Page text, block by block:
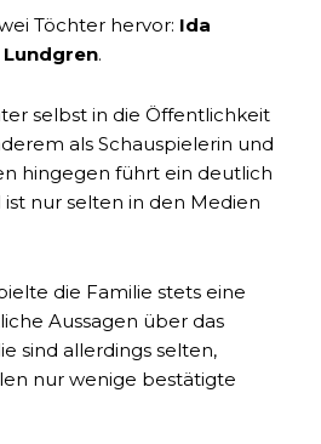
Töchter hervor: Ida
Lundgren.
selbst in die Öffentlichkeit
als Schauspielerin und
hingegen führt ein deutlich
nur selten in den Medien
die Familie stets eine
Aussagen über das
sind allerdings selten,
nur wenige bestätigte